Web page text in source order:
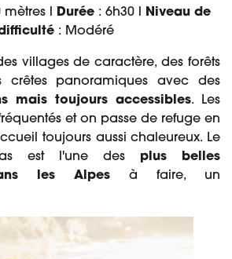
mètres l Durée : 6h30 l
Niveau de
: Modéré
villages de caractère, des forêts
crêtes panoramiques avec des
mais toujours accessibles. Les
et on passe de refuge en
toujours aussi chaleureux. Le
est l'une des plus belles
les Alpes à faire, un